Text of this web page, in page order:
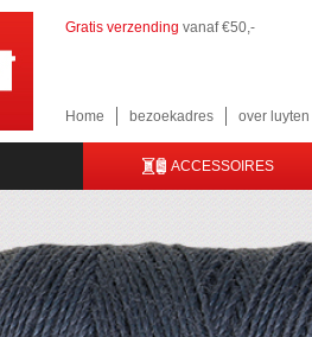
Gratis verzending vanaf €50,-
Home bezoekadres over
ACCESSOIRES